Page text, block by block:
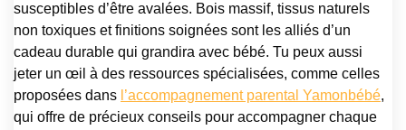
susceptibles d’être avalées. Bois massif, tissus naturels
non toxiques et finitions soignées sont les alliés d’un
cadeau durable qui grandira avec bébé. Tu peux aussi
jeter un œil à des ressources spécialisées, comme celles
proposées dans l’accompagnement parental Yamonbébé,
qui offre de précieux conseils pour accompagner chaque